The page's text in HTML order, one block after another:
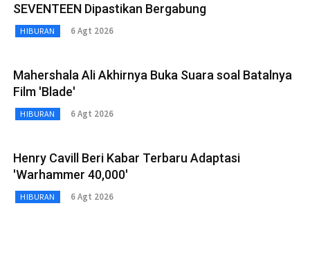
SEVENTEEN Dipastikan Bergabung
HIBURAN 6 Agt 2026
Mahershala Ali Akhirnya Buka Suara soal Batalnya
Film 'Blade'
HIBURAN 6 Agt 2026
Henry Cavill Beri Kabar Terbaru Adaptasi
'Warhammer 40,000'
HIBURAN 6 Agt 2026